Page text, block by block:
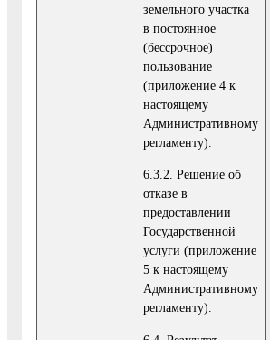
земельного участка
в постоянное
(бессрочное)
пользование
(приложение 4 к
настоящему
Административному
регламенту).
6.3.2. Решение об
отказе в
предоставлении
Государственной
услуги (приложение
5 к настоящему
Административному
регламенту).